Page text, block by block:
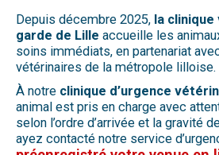
Depuis décembre 2025, la
garde de Lille accueille les
soins immédiats, en partenariat
vétérinaires de la métropole lilloise.
À notre clinique d’urgence
animal est pris en charge avec
selon l’ordre d’arrivée et la gravité
ayez contacté notre service